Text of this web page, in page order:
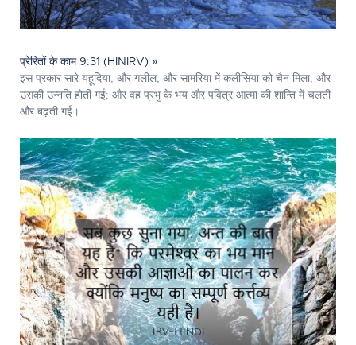
प्रेरितों के काम 9:31 (HINIRV) »
इस प्रकार सारे यहूदिया, और गलील, और सामरिया में कलीसिया को चैन मिला, और
उसकी उन्नति होती गई; और वह प्रभु के भय और पवित्र आत्मा की शान्ति में चलती
और बढ़ती गई।